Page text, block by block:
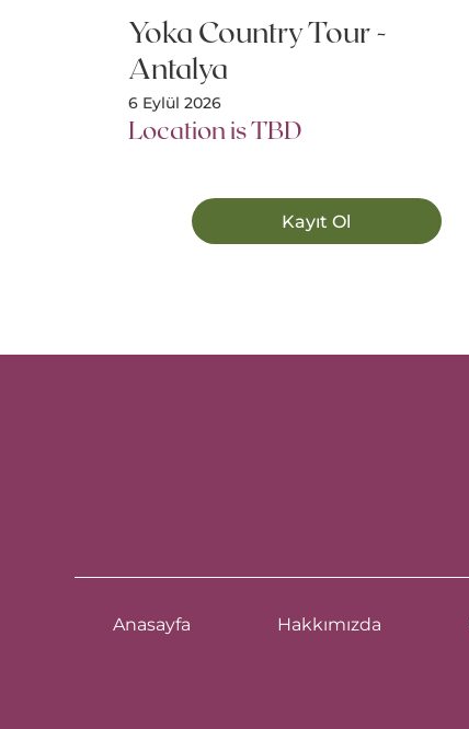
Yoka Country Tour -
Antalya
6 Eylül 2026
Location is TBD
Kayıt Ol
Anasayfa Hakkımızda